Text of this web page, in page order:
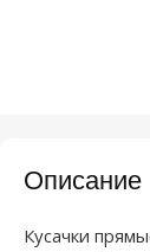
Описание
Кусачки